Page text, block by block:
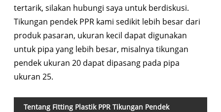
tertarik, silakan hubungi saya untuk berdiskusi.
Tikungan pendek PPR kami sedikit lebih besar dari
produk pasaran, ukuran kecil dapat digunakan
untuk pipa yang lebih besar, misalnya tikungan
pendek ukuran 20 dapat dipasang pada pipa
ukuran 25.
Tentang Fitting Plastik PPR Tikungan Pendek